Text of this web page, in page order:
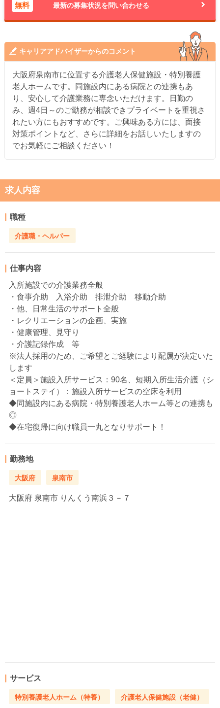
無料 最新の募集状況を問い合わせる
キャリアアドバイザーからのコメント
大阪府泉南市に位置する介護老人保健施設・特別養護
老人ホームです。同施設内にある病院との連携もあ
り、安心して介護業務に専念いただけます。日勤の
み、週4日～のご勤務が相談できプライベートを重視さ
れたい方にもおすすめです。ご興味ある方には、面接
対策ポイントなど、さらに詳細をお話しいたしますの
でお気軽にご相談ください！
求人内容
職種
介護職・ヘルパー
仕事内容
入所施設での介護業務全般
・食事介助 入浴介助 排泄介助 移動介助
・他、日常生活のサポート全般
・レクリエーションの企画、実施
・健康管理、見守り
・介護記録作成 等
※法人採用のため、ご希望とご経験により配属が決定いた
します
＜定員＞施設入所サービス：90名、短期入所生活介護（シ
ョートステイ）：施設入所サービスの空床を利用
◆同施設内にある病院・特別養護老人ホーム等との連携も
◎
◆在宅復帰に向け職員一丸となりサポート！
勤務地
大阪府 泉南市
大阪府 泉南市 りんくう南浜３－７
サービス
特別養護老人ホーム（特養） 介護老人保健施設（老健）